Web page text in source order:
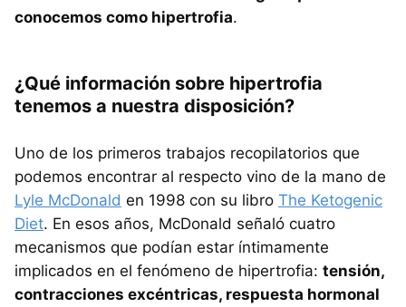
conocemos como hipertrofia.
¿Qué información sobre hipertrofia
tenemos a nuestra disposición?
Uno de los primeros trabajos recopilatorios que
podemos encontrar al respecto vino de la mano de
Lyle McDonald en 1998 con su libro The Ketogenic
Diet. En esos años, McDonald señaló cuatro
mecanismos que podían estar íntimamente
implicados en el fenómeno de hipertrofia: tensión,
contracciones excéntricas, respuesta hormonal